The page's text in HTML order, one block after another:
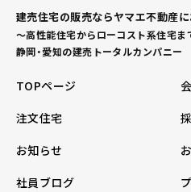
建売住宅の販売ならヤマエ不動産に
～高性能住宅からローコスト系住宅ま
静岡・愛知の建売トータルカンパニー
TOPページ
注文住宅
お知らせ
社員ブログ